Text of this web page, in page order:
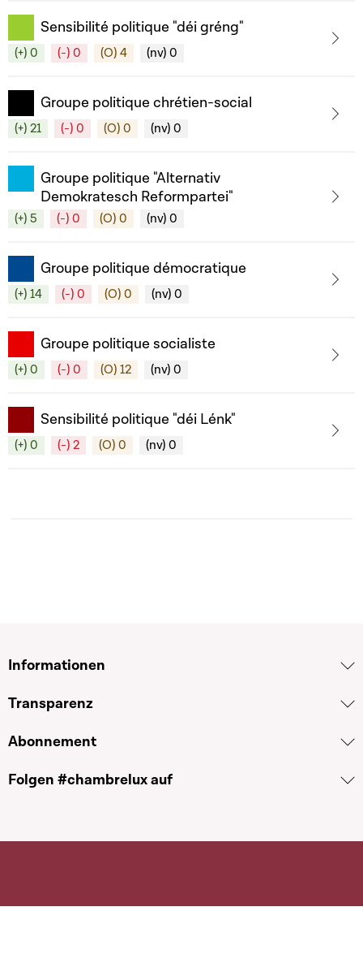
Sensibilité politique "déi gréng"
(+) 0 (-) 0 (O) 4 (nv) 0
Groupe politique chrétien-social
(+) 21 (-) 0 (O) 0 (nv) 0
Groupe politique "Alternativ
Demokratesch Reformpartei"
(+) 5 (-) 0 (O) 0 (nv) 0
Groupe politique démocratique
(+) 14 (-) 0 (O) 0 (nv) 0
Groupe politique socialiste
(+) 0 (-) 0 (O) 12 (nv) 0
Sensibilité politique "déi Lénk"
(+) 0 (-) 2 (O) 0 (nv) 0
Informationen
Transparenz
Abonnement
Folgen #chambrelux auf